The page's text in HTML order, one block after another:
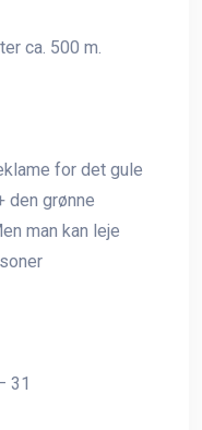
ca. 500 m.
for det gule
den grønne
man kan leje
31